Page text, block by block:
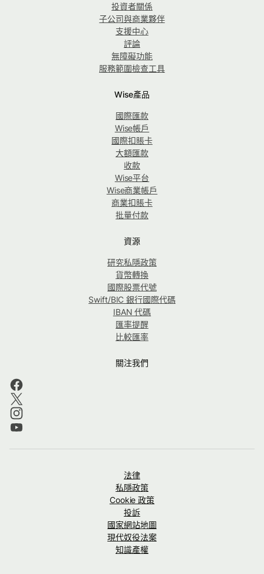
投資者關係
子公司與商業夥伴
支援中心
評論
無障礙功能
服務範圍檢查工具
Wise產品
國際匯款
Wise帳戶
國際扣賬卡
大額匯款
收款
Wise平台
Wise商業帳戶
商業扣賬卡
批量付款
資源
研究私隱政策
貨幣轉換
國際股票代號
Swift/BIC 銀行國際代碼
IBAN 代碼
匯率提醒
比較匯率
關注我們
法律
私隱政策
Cookie 政策
投訴
國家網站地圖
現代奴役法案
知識產權